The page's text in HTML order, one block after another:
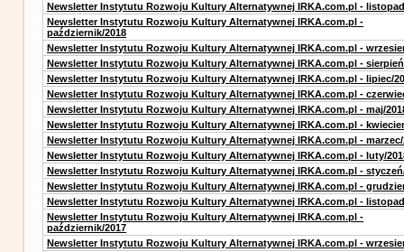
Newsletter Instytutu Rozwoju Kultury Alternatywnej IRKA.com.pl -
Newsletter Instytutu Rozwoju Kultury Alternatywnej IRKA.com.pl -
październik/2018
Newsletter Instytutu Rozwoju Kultury Alternatywnej IRKA.com.pl -
Newsletter Instytutu Rozwoju Kultury Alternatywnej IRKA.com.pl -
Newsletter Instytutu Rozwoju Kultury Alternatywnej IRKA.com.pl - lipiec/
Newsletter Instytutu Rozwoju Kultury Alternatywnej IRKA.com.pl -
Newsletter Instytutu Rozwoju Kultury Alternatywnej IRKA.com.pl - maj/
Newsletter Instytutu Rozwoju Kultury Alternatywnej IRKA.com.pl -
Newsletter Instytutu Rozwoju Kultury Alternatywnej IRKA.com.pl - marzec/
Newsletter Instytutu Rozwoju Kultury Alternatywnej IRKA.com.pl - luty/
Newsletter Instytutu Rozwoju Kultury Alternatywnej IRKA.com.pl -
Newsletter Instytutu Rozwoju Kultury Alternatywnej IRKA.com.pl -
Newsletter Instytutu Rozwoju Kultury Alternatywnej IRKA.com.pl -
Newsletter Instytutu Rozwoju Kultury Alternatywnej IRKA.com.pl -
październik/2017
Newsletter Instytutu Rozwoju Kultury Alternatywnej IRKA.com.pl -